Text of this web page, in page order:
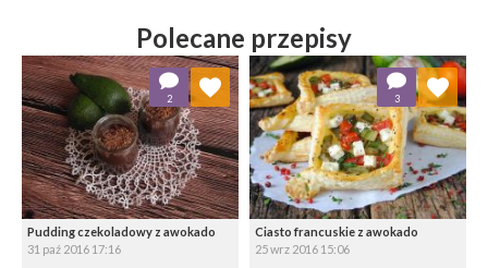
Polecane przepisy
Pudding czekoladowy z awokado
31 paź 2016 17:16
2
Dodaj do ulubionych
Wybierz listę:
Ciasto francuskie z awokado
25 wrz 2016 15:06
3
Dodaj do ulubionych
Wybierz listę: